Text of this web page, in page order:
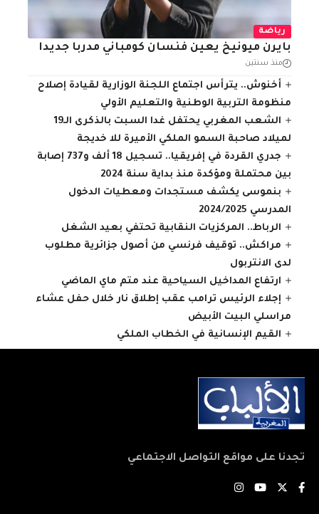
رياضة
بايرن ميونيخ يعين فنسان كومباني مدربا جديدا
منذ سنتين
أخنوش.. يترأس اجتماع اللجنة الوزارية لقيادة إصلاح
منظومة التربية الوطنية والتعليم الأولي
الشعب المغربي يحتفل غدا السبت بالذكرى الـ19
لميلاد صاحبة السمو الملكي الأميرة للا خديجة
جدري القردة في إفريقيا.. تسجيل 18 ألف و737 إصابة
بين محتملة ومؤكدة منذ بداية سنة 2024
بنموسى يكشف مستجدات ومعطيات الدخول
المدرسي 2024/2025
الرباط.. المركزيات النقابية تحتفي بعيد الشغل
مراكش.. توقيف فرنسي من أصول جزائرية مطلوب
لدى الانتربول
ارتفاع المداخيل السياحية عند متم ماي الماضي
إجلاء الرئيس ترامب عقب إطلاق نار خلال حفل عشاء
مراسلي البيت الأبيض
القيم الإنسانية في الخطاب الملكي
تجدنا على مواقع التواصل الاجتماعي